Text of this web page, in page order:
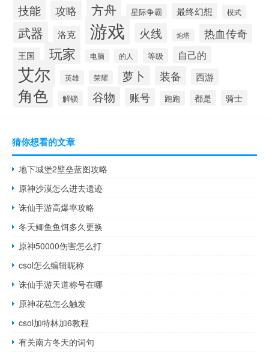
技能 攻略 方舟 星际争霸 最终幻想 模式
武器 洛克 游戏 火线 炮塔 热血传奇
王国 玩家 电脑 的人 等级 自己的
艾尔 英雄 荣耀 萝卜 装备 西游
角色 解锁 谷物 账号 跑跑 都是 骑士
猜你想看的文章
地下城堡2壁垒蓝图攻略
原神沙漠怎么进去遗迹
诛仙手游高爆率攻略
冬天鲫鱼鱼饵多久更换
原神50000伤害怎么打
csol怎么编辑昵称
诛仙手游天道称号在哪
原神花苞怎么触发
csol加特林加6教程
有关南方冬天的词句